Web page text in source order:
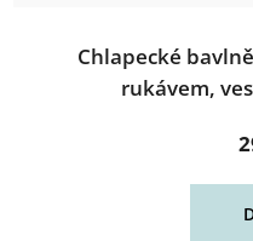
Chlapecké
rukávem,